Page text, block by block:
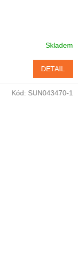
Skladem
DETAIL
Kód: SUN043470-1